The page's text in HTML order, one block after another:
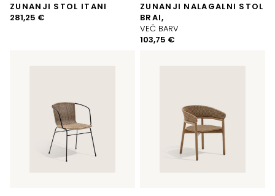
ZUNANJI STOL ITANI
281,25 €
ZUNANJI NALAGALNI STOL
BRAI,
VEČ BARV
103,75 €